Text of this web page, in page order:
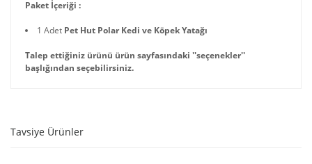
Paket İçeriği :
1 Adet Pet Hut Polar Kedi ve Köpek Yatağı
Talep ettiğiniz ürünü ürün sayfasındaki ''seçenekler''
başlığından seçebilirsiniz.
Tavsiye Ürünler